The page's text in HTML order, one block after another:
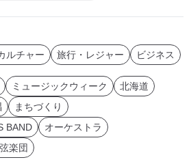
ルチャー 旅行・レジャー ビジネス
ミュージックウィーク
北海道
まちづくり
BAND
オーケストラ
楽団